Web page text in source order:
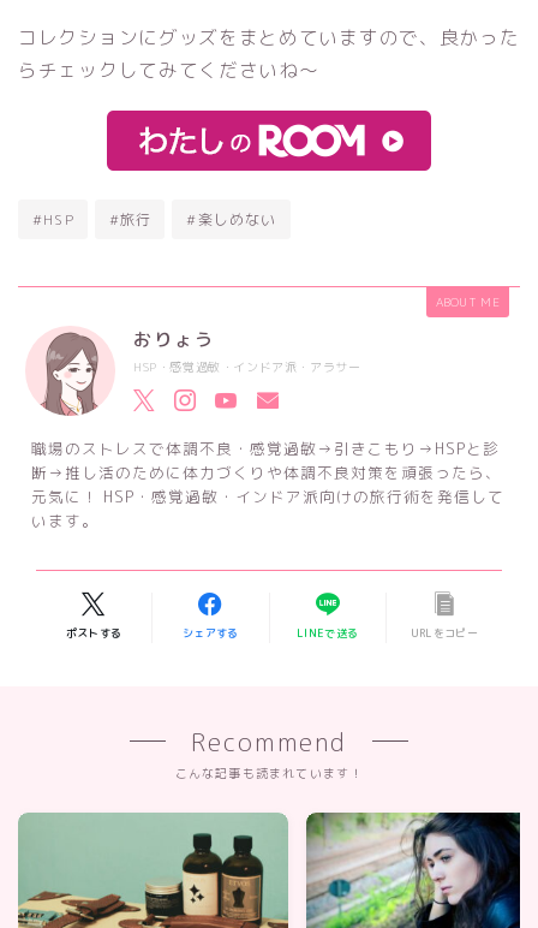
コレクションにグッズをまとめていますので、良かった
らチェックしてみてくださいね～
#HSP #旅行 #楽しめない
ABOUT ME
おりょう
HSP・感覚過敏・インドア派・アラサー
職場のストレスで体調不良・感覚過敏→引きこもり→HSPと診
断→推し活のために体力づくりや体調不良対策を頑張ったら、
元気に！ HSP・感覚過敏・インドア派向けの旅行術を発信して
います。
ポストする シェアする LINEで送る URLをコピー
Recommend
こんな記事も読まれています！